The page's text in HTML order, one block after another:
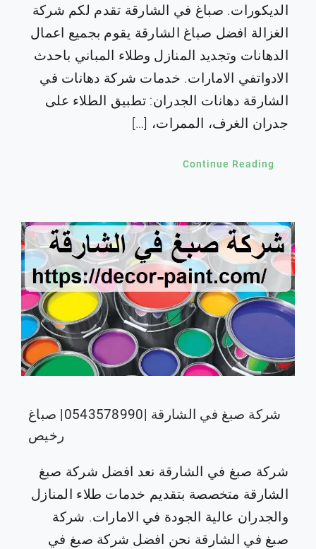
الديكورات. صباغ في الشارقة تقدم لكم شركة
الغزالة افضل صباغ الشارقة يقوم بجميع اعمال
الدهانات وتجديد المنازل وطلاء المباني باحدث
الادواتفي الامارات. خدمات شركة دهانات في
الشارقة دهانات الجدران: تطبيق الطلاء على
جدران الغرف، الممرات، […]
Continue Reading
شركة صبغ في الشارقة |0543578990| صباغ
رخيص
شركة صبغ في الشارقة نعد افضل شركة صبغ
الشارقة متخصصة بتقديم خدمات طلاء المنازل
والجدران عالية الجودة في الامارات. شركة
صبغ في الشارقة نحن افضل شركة صبغ في